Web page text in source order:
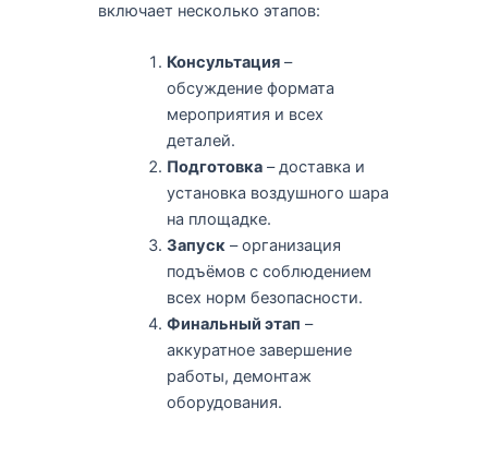
включает несколько этапов:
Консультация –
обсуждение формата
мероприятия и всех
деталей.
Подготовка – доставка и
установка воздушного шара
на площадке.
Запуск – организация
подъёмов с соблюдением
всех норм безопасности.
Финальный этап –
аккуратное завершение
работы, демонтаж
оборудования.